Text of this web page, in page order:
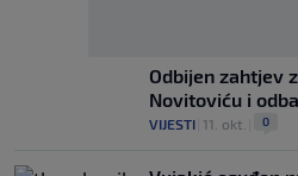
Odbijen zahtjev
Novitoviću i
VIJESTI 11. okt. 0